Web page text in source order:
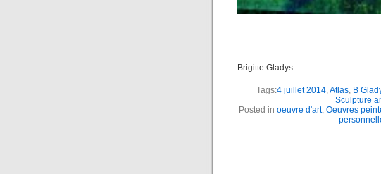
Brigitte Gladys
Tags:4 juillet 2014, Atlas, B
Sculpture
Posted in oeuvre d'art, Oeuvres